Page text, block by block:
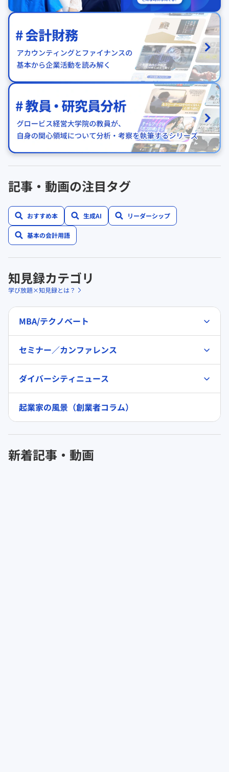
記事・動画の注目タグ
おすすめ本 生成AI リーダーシップ
基本の会計用語
知見録カテゴリ
学び放題×知見録とは？
MBA/テクノベート
セミナー／カンファレンス
ダイバーシティニュース
起業家の風景（創業者コラム）
新着記事・動画